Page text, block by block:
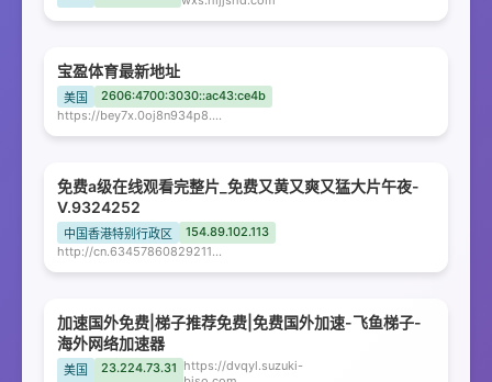
宝盈体育最新地址
美国
2606:4700:3030::ac43:ce4b
https://bey7x.0oj8n934p8.com
免费a级在线观看完整片_免费又黄又爽又猛大片午夜-
V.9324252
中国香港特别行政区
154.89.102.113
http://cn.63457860829211182108345786082921118210.1kb3l.cn
加速国外免费|梯子推荐免费|免费国外加速-飞鱼梯子-
海外网络加速器
美国 23.224.73.31 https://dvqyl.suzuki-